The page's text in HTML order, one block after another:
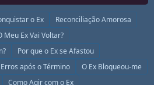
o Ex
Reconciliação Amorosa
Meu Ex Vai Voltar?
Por que o Ex se Afastou
Erros após o Término
O Ex Bloqueou-me
Como Agir com o Ex